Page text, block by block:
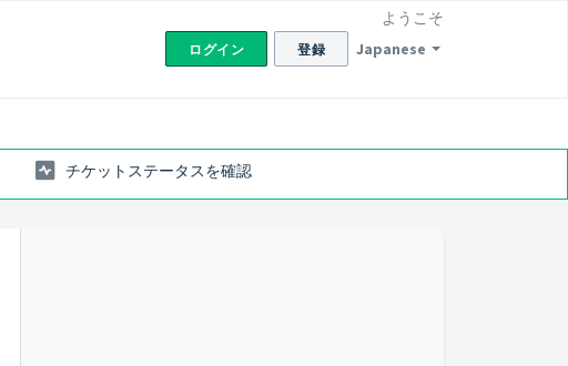
Japanese
ようこそ
ログイン 登録
チケットステータスを確認